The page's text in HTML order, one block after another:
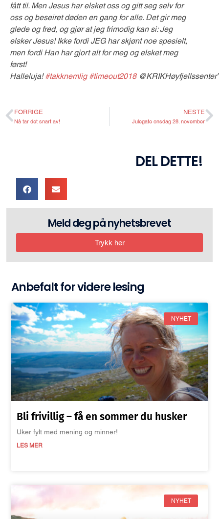
fått til. Men Jesus har elsket oss og gitt seg selv for
oss og beseiret døden en gang for alle. Det gir meg
glede og fred, og gjør at jeg frimodig kan si: Jeg
elsker Jesus! Ikke fordi JEG har skjønt noe spesielt,
men fordi Han har gjort alt for meg og elsket meg
først!
Halleluja!#takknemlig #timeout2018
FORRIGE
Nå tar det snart av!
NESTE
Julegate onsdag 28. november
DEL DETTE!
Meld deg på nyhetsbrevet
Trykk her
Anbefalt for videre lesing
NYHET
Bli frivillig – få en sommer du husker
Uker fylt med mening og minner!
LES MER
NYHET